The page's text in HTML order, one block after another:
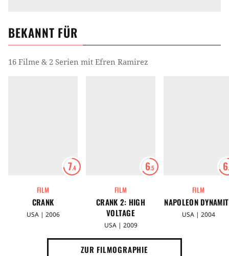
BEKANNT FÜR
16 Filme & 2 Serien mit Efren Ramirez
7.4
FILM
CRANK
USA | 2006
6.5
FILM
CRANK 2: HIGH
VOLTAGE
USA | 2009
6
FILM
NAPOLEON
USA | 2004
ZUR FILMOGRAPHIE